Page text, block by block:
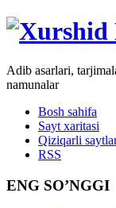
Adib asarlari,
namunalar
Bosh sahifa
Sayt xaritasi
Qiziqarli
RSS
ENG SO’NGGI